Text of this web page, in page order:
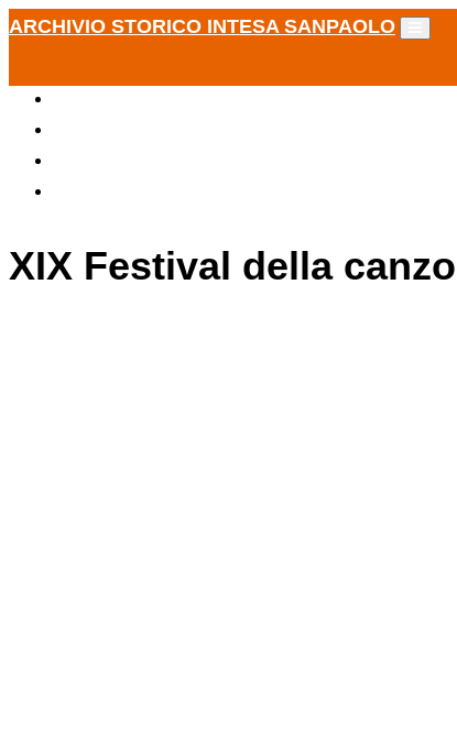
ARCHIVIO STORICO INTESA SANPAOLO
XIX Festival della